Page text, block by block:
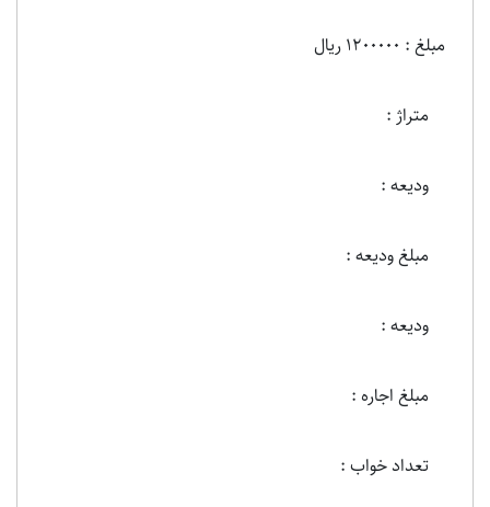
مبلغ : 1200000 ریال
متراژ :
ودیعه :
مبلغ ودیعه :
ودیعه :
مبلغ اجاره :
تعداد خواب :